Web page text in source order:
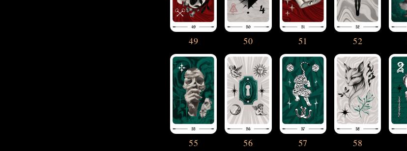
49 50 51 52
55 56 57 58